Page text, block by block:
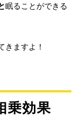
眠ることができる
きますよ！
乗効果